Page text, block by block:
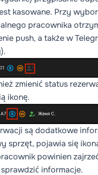
kasowane. Przy
pracownika
push, a także w
zmienić status
ikonę.
są dodatkowe
sprzęt, pojawia się
powinien
informacje.